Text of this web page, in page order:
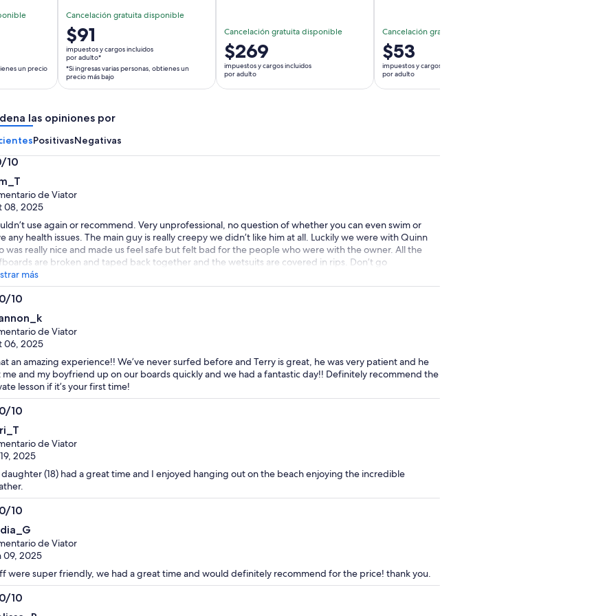
un precio
Cancelación gratuita disponible
El
precio
es
de
$91.
adulto*
ingresas
varias
obtienes
un
más
bajo
$91
impuestos y cargos incluidos
por adulto*
*Si ingresas varias personas, obtienes un
precio más bajo
Cancelación gratuita disponible
El
precio
es
de
$269
impuestos y cargos incluidos
por adulto
Cancelación gratuita disponible
El
precio
es
de
$53
impuestos y cargos incluidos
por adulto
las opiniones por
PositivasNegativas
10
de Viator
08, 2025
use again or recommend. Very unprofessional, no question of whether you can even swim or
any health issues. The main guy is really creepy we didn’t like him at all. Luckily we were with Quinn
was really nice and made us feel safe but felt bad for the people who were with the owner. All the
are broken and taped back together and the wetsuits are covered in rips. Don’t go
más
10
de Viator
06, 2025
an amazing experience!! We’ve never surfed before and Terry is great, he was very patient and he
and my boyfriend up on our boards quickly and we had a fantastic day!! Definitely recommend the
lesson if it’s your first time!
10
de Viator
2025
(18) had a great time and I enjoyed hanging out on the beach enjoying the incredible
10
de Viator
09, 2025
were super friendly, we had a great time and would definitely recommend for the price! thank you.
10